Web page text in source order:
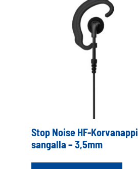
Stop Noise HF-Korvanappi
sangalla – 3,5mm